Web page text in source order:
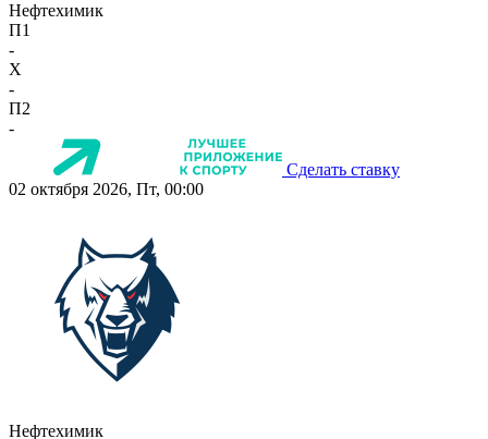
Нефтехимик
П1
-
X
-
П2
-
Сделать ставку
02 октября 2026, Пт, 00:00
Нефтехимик